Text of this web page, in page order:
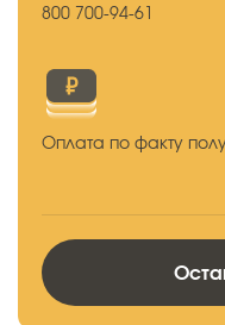
800 700-94-61
Оплата по факту